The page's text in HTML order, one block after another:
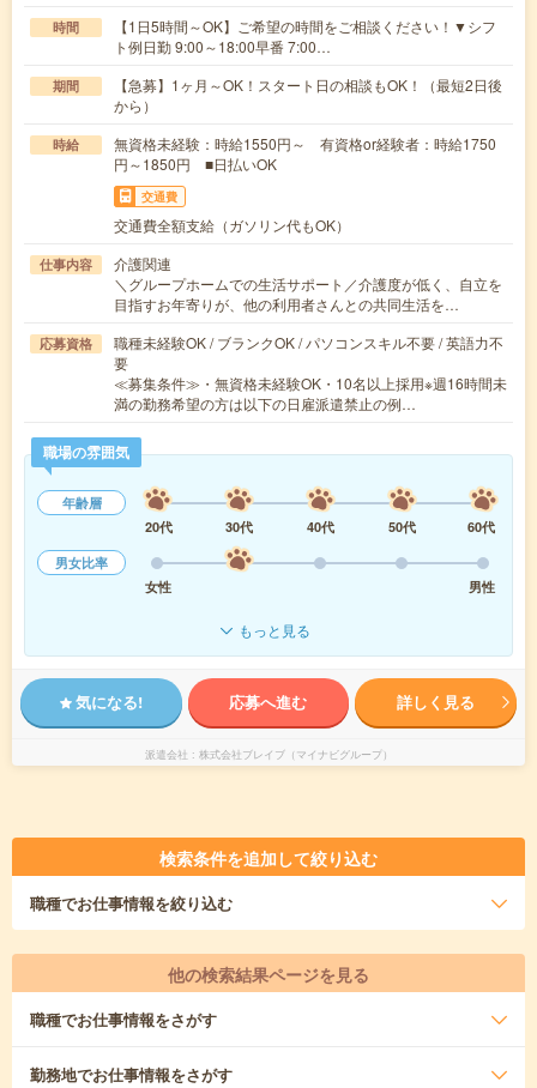
時間
【1日5時間～OK】ご希望の時間をご相談ください！▼シフ
ト例日勤 9:00～18:00早番 7:00…
期間
【急募】1ヶ月～OK！スタート日の相談もOK！（最短2日後
から）
時給
無資格未経験：時給1550円～ 有資格or経験者：時給1750
円～1850円 ■日払いOK
交通費
交通費全額支給（ガソリン代もOK）
仕事内容
介護関連
＼グループホームでの生活サポート／介護度が低く、自立を
目指すお年寄りが、他の利用者さんとの共同生活を…
応募資格
職種未経験OK / ブランクOK / パソコンスキル不要 / 英語力不
要
≪募集条件≫・無資格未経験OK・10名以上採用※週16時間未
満の勤務希望の方は以下の日雇派遣禁止の例…
職場の雰囲気
年齢層
20代
30代 40代 50代
60代
男女比率
女性
男性
もっと見る
気になる! 応募へ進む 詳しく見る
派遣会社 株式会社ブレイブ（マイナビグループ）
検索条件を追加して絞り込む
職種でお仕事情報を絞り込む
他の検索結果ページを見る
職種でお仕事情報をさがす
勤務地でお仕事情報をさがす